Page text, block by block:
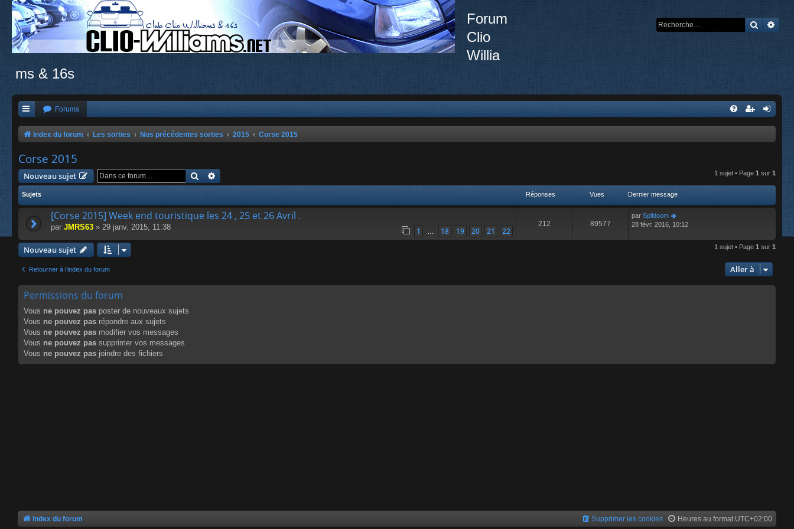
Forum
Clio
Willia
ms & 16s
Forums
Index du forum Les sorties Nos précédentes sorties 2015 Corse 2015
Corse 2015
Nouveau sujet Rechercher 1 sujet • Page 1 sur 1
Sujets Réponses Vues Dernier message
[Corse 2015] Week end touristique les 24 , 25 et 26 Avril .
par JMRS63 » 29 janv. 2015, 11:38 1 … 18 19 20 21 22
212 89577
par Spildoom
28 févr. 2016, 10:12
Nouveau sujet 1 sujet • Page 1 sur 1
Retourner à l’index du forum Aller à
Permissions du forum
Vous ne pouvez pas poster de nouveaux sujets
Vous ne pouvez pas répondre aux sujets
Vous ne pouvez pas modifier vos messages
Vous ne pouvez pas supprimer vos messages
Vous ne pouvez pas joindre des fichiers
Index du forum Heures au format UTC+02:00
Supprimer les cookies